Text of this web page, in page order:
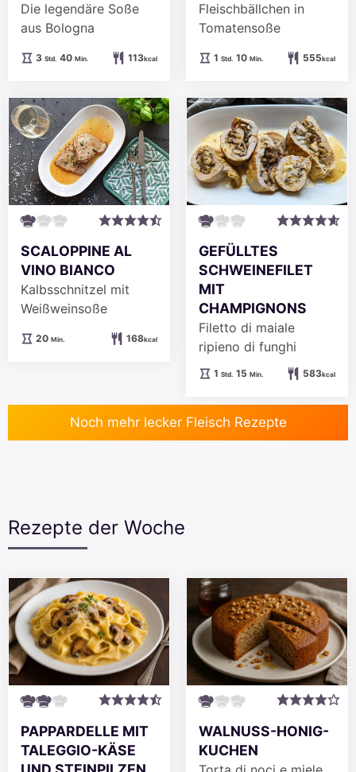
Die legendäre Soße
aus Bologna
3Stunden
Std. 40Minuten
Min. 113kcal
Fleischbällchen in
Tomatensoße
1Stunde
Std. 10Minuten
Min. 555kcal
SCALOPPINE AL
VINO BIANCO
Kalbsschnitzel mit
Weißweinsoße
20Minuten
Min. 168kcal
GEFÜLLTES
SCHWEINEFILET
MIT
CHAMPIGNONS
Filetto di maiale
ripieno di funghi
1Stunde
Std. 15Minuten
Min. 583kcal
Noch mehr lecker Fleisch Rezepte
Rezepte der Woche
PAPPARDELLE MIT
TALEGGIO-KÄSE
WALNUSS-HONIG-
KUCHEN